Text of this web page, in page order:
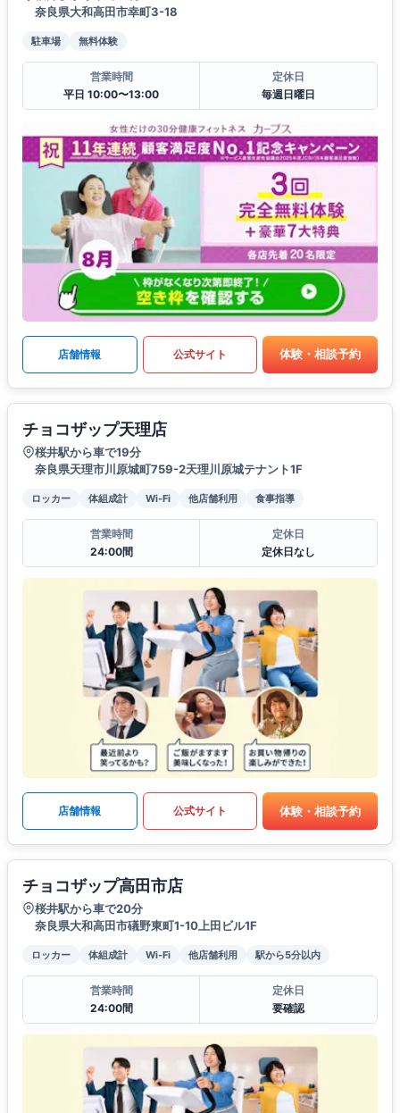
奈良県大和高田市幸町3-18
駐車場 無料体験
営業時間
平日 10:00〜13:00
定休日
毎週日曜日
店舗情報 公式サイト 体験・相談予約
チョコザップ天理店
桜井駅から車で19分
奈良県天理市川原城町759-2天理川原城テナント1F
ロッカー 体組成計 Wi-Fi 他店舗利用 食事指導
営業時間
24:00間
定休日
定休日なし
店舗情報 公式サイト 体験・相談予約
チョコザップ高田市店
桜井駅から車で20分
奈良県大和高田市礒野東町1-10上田ビル1F
ロッカー 体組成計 Wi-Fi 他店舗利用 駅から5分以内
営業時間
24:00間
定休日
要確認